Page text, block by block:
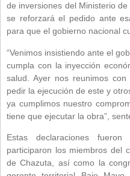
de inversiones del Ministerio
se reforzará el pedido ante
para que el gobierno nacional
“Venimos insistiendo ante el
cumpla con la inyección
salud. Ayer nos reunimos
pedir la ejecución de este y
ya cumplimos nuestro
tiene que ejecutar la obra”,
Estas declaraciones
participaron los miembros del
de Chazuta, así como la